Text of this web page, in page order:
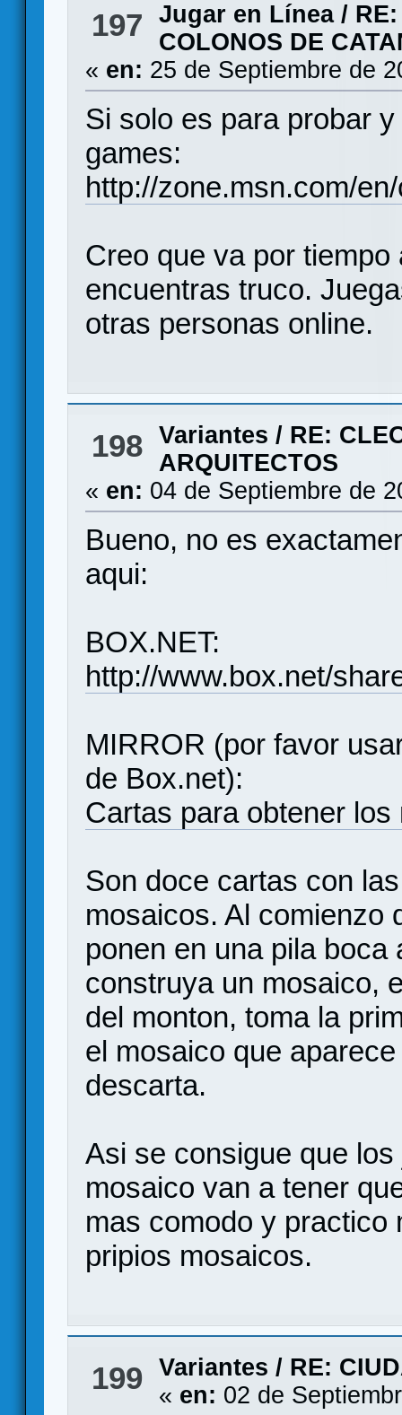
197 Jugar en Línea/
COLONOS DE
« en: 25 de Septiembre de
Si solo es para probar
games:
http://zone.msn.com/
Creo que va por
encuentras truco.
otras personas online.
198 Variantes / RE:
ARQUITECTOS
« en: 04 de Septiembre de
Bueno, no es
aqui:
BOX.NET:
http://www.box.net/
MIRROR (por favor
de Box.net):
Cartas para obtener
Son doce cartas con
mosaicos. Al comienzo
ponen en una pila boca
construya un mosaico,
del monton, toma la
el mosaico que
descarta.
Asi se consigue que
mosaico van a tener
mas comodo y practico
pripios mosaicos.
199 Variantes / RE:
« en: 02 de